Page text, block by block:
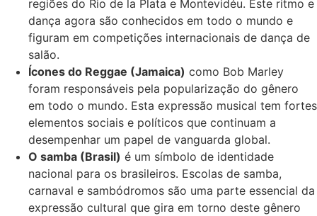
regiões do Rio de la Plata e Montevidéu. Este ritmo e
dança agora são conhecidos em todo o mundo e
figuram em competições internacionais de dança de
salão.
Ícones do Reggae (Jamaica) como Bob Marley
foram responsáveis pela popularização do gênero
em todo o mundo. Esta expressão musical tem fortes
elementos sociais e políticos que continuam a
desempenhar um papel de vanguarda global.
O samba (Brasil) é um símbolo de identidade
nacional para os brasileiros. Escolas de samba,
carnaval e sambódromos são uma parte essencial da
expressão cultural que gira em torno deste gênero